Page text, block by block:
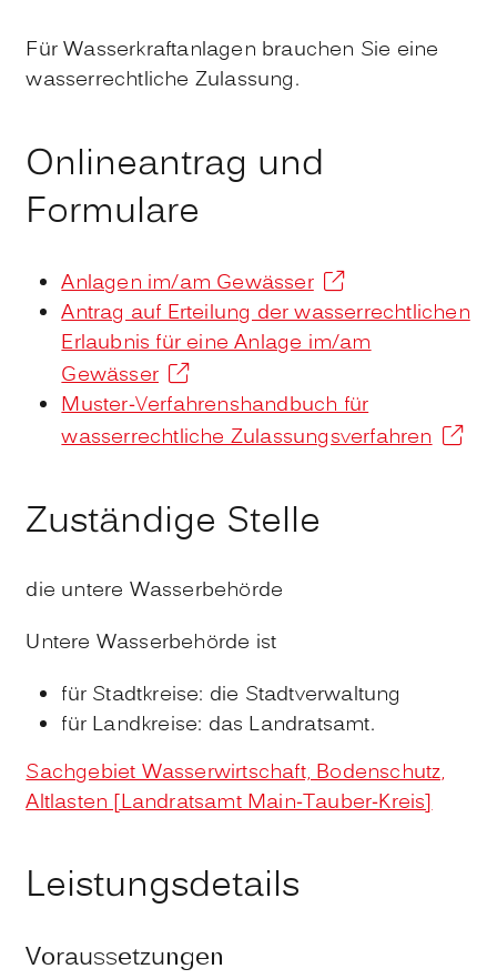
Für Wasserkraftanlagen brauchen Sie eine
wasserrechtliche Zulassung.
Onlineantrag und
Formulare
Anlagen im/am Gewässer
Antrag auf Erteilung der wasserrechtlichen
Erlaubnis für eine Anlage im/am
Gewässer
Muster-Verfahrenshandbuch für
wasserrechtliche Zulassungsverfahren
Zuständige Stelle
die untere Wasserbehörde
Untere Wasserbehörde ist
für Stadtkreise: die Stadtverwaltung
für Landkreise: das Landratsamt.
Sachgebiet Wasserwirtschaft, Bodenschutz,
Altlasten [Landratsamt Main-Tauber-Kreis]
Leistungsdetails
Voraussetzungen